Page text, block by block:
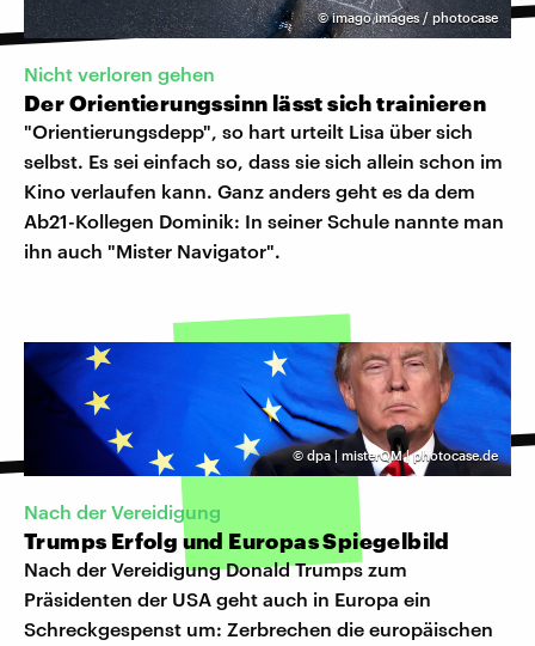
©imago images / photocase
Nicht verloren gehen
Der Orientierungssinn lässt sich trainieren
"Orientierungsdepp", so hart urteilt Lisa über sich
selbst. Es sei einfach so, dass sie sich allein schon im
Kino verlaufen kann. Ganz anders geht es da dem
Ab21-Kollegen Dominik: In seiner Schule nannte man
ihn auch "Mister Navigator".
© dpa | misterQM | photocase.de
Nach der Vereidigung
Trumps Erfolg und Europas Spiegelbild
Nach der Vereidigung Donald Trumps zum
Präsidenten der USA geht auch in Europa ein
Schreckgespenst um: Zerbrechen die europäischen